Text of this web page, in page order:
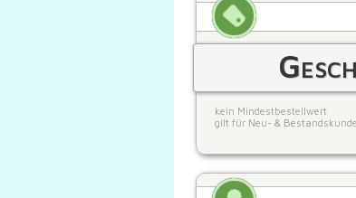
kein Mindestbestellwert
gilt für Neu- &